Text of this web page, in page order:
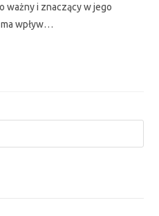
ważny i znaczący w jego
wpływ…